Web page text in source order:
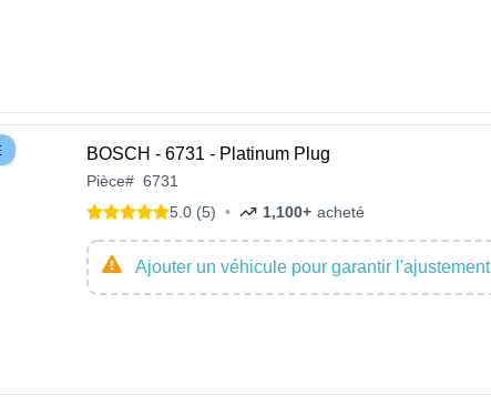
BOSCH - 6731 - Platinum Plug
Pièce# 6731
5.0 (5) • 1,100+ acheté
Ajouter un véhicule pour garantir l'ajustement